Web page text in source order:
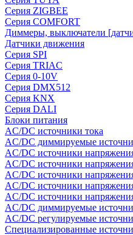
Серия ZIGBEE
Серия COMFORT
Диммеры, выключатели
Датчики движения
Серия SPI
Серия TRIAC
Серия 0-10V
Серия DMX512
Серия KNX
Серия DALI
Блоки питания
AC/DC источники тока
AC/DC диммируемые
AC/DC источники
AC/DC источники
AC/DC источники
AC/DC источники
AC/DC источники
AC/DC диммируемые
AC/DC регулируемые
Специализированные